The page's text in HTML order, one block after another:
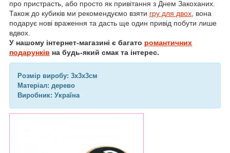
про пристрасть, або просто як привітання з Днем Закоханих.
Також до кубиків ми рекомендуємо взяти гру для двох, вона
подарує нові враження та дасть ще один привід побути лише
вдвох.
У нашому інтернет-магазині є багато романтичних
подарунків на будь-який смак та інтерес.
Розмір виробу: 3х3х3см
Матеріал: дерево
Виробник: Україна